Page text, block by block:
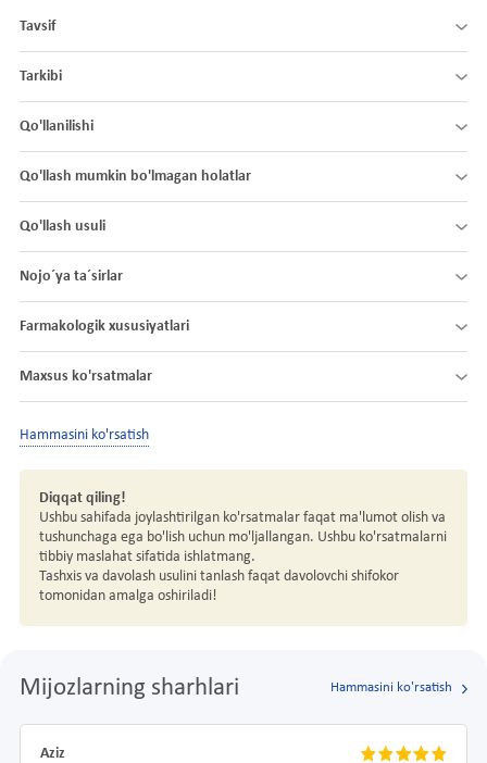
Tavsif
Tarkibi
Qo'llanilishi
Qo'llash mumkin bo'lmagan holatlar
Qo'llash usuli
Nojo´ya ta´sirlar
Farmakologik xususiyatlari
Maxsus ko'rsatmalar
Hammasini ko'rsatish
Diqqat qiling!
Ushbu sahifada joylashtirilgan ko'rsatmalar faqat ma'lumot olish va
tushunchaga ega bo'lish uchun mo'ljallangan. Ushbu ko'rsatmalarni
tibbiy maslahat sifatida ishlatmang.
Tashxis va davolash usulini tanlash faqat davolovchi shifokor
tomonidan amalga oshiriladi!
Mijozlarning sharhlari Hammasini ko'rsatish
Aziz